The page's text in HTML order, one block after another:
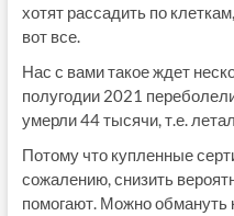
хотят рассадить по
вот все.
Нас с вами такое ждет
полугодии 2021
умерли 44 тысячи, т.е.
Потому что купленные
сожалению, снизить
помогают. Можно обмануть